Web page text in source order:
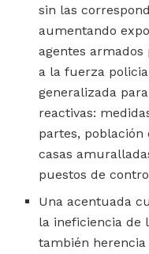
sin las
aumentando
agentes
a la fuerza
generalizada
reactivas:
partes, población
casas
puestos de
Una acentuada
la ineficiencia de
también